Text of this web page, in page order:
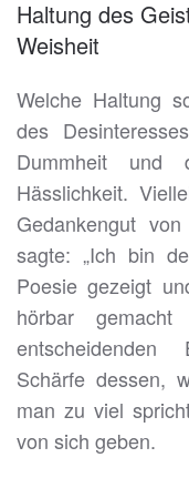
Haltung des
Weisheit
Welche Haltung
des
Dummheit und
Hässlichkeit.
Gedankengut
sagte: „Ich bin
Poesie gezeigt
hörbar
Schärfe dessen,
man zu viel
von sich geben.